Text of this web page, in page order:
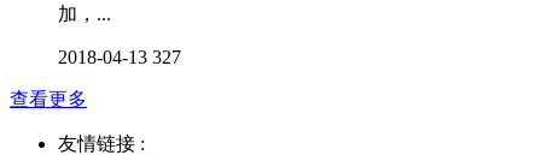
加，...
2018-04-13 327
查看更多
友情链接 :